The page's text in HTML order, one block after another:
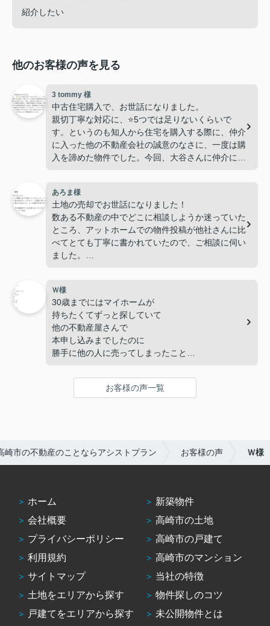
紹介したい
他のお客様の声を見る
3 tommy 様
中古住宅購入で、お世話になりました。
親切丁寧な対応に、⭐️5つでは足りないくらいで
す。というのも知人から住宅を購入する際に、仲介
に入った他の不動産会社の誠意のなさに、一度は購
入を諦めた物件でした。今回、大谷さんに仲介に入
によって、色々な問題を解決して頂き、無事購入す
る事が出来ました。現在、信頼のできる業者さんを
紹介していただき、リフォームを行っています。リ
フォームの相談にも乗っていただき、今から住むの
がとても楽しみです。
今後、色々な方におすすめしたい不動産会社さんで
あろま様
土地の売却でお世話になりました！
数ある不動産の中でどこに相談しようか迷っていた
ところ、アットホームでの物件投稿が他社さんに比
べてとても丁寧に書かれていたので、ご相談に伺い
ました。
た。売買にあたり、土地の条件や状態がとても大変
であったにも関わらず、最後まで親身になって対応
して頂き本当に感謝しています。ありがとうござい
ました！
Ｗ様
30歳までにはマイホームが
持ちたくてずっと探していて
他の不動産屋さんで
本申し込みまでしたのに
勝手に他の人に売ってしまったことも
少し不信感があったのですが
アシストプランさんは
ありがとうございましたっ！
お客様の声一覧
崎市の不動産のことならアシストプラン お客様の声 Ｗ様
ホーム
会社概要
プライバシーポリシー
利用規約
サイトマップ
土地をエリアから探す
戸建てをエリアから探す
新築物件
高崎市の土地
高崎市の戸建て
高崎市のマンション
当社の特徴
物件探しのコツ
未公開物件とは